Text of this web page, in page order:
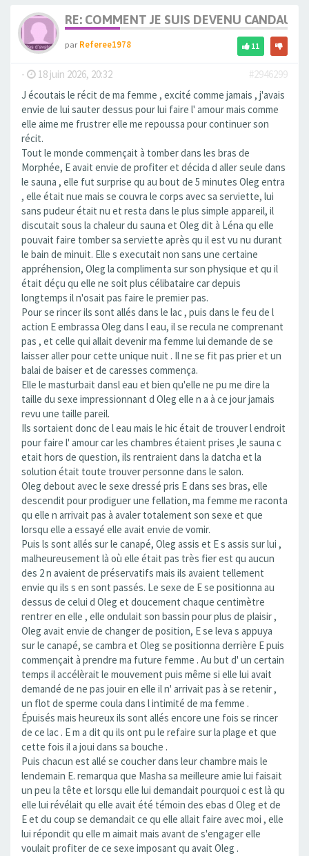
RE: COMMENT JE SUIS DEVENU
parReferee1978 11
- 18 juin 2026, 20:32
#2946299
J écoutais le récit de ma femme , excité comme jamais , j'avais
envie de lui sauter dessus pour lui faire l' amour mais comme
elle aime me frustrer elle me repoussa pour continuer son
récit.
Tout le monde commençait à tomber dans les bras de
Morphée, E avait envie de profiter et décida d aller seule dans
le sauna , elle fut surprise qu au bout de 5 minutes Oleg entra
, elle était nue mais se couvra le corps avec sa serviette, lui
sans pudeur était nu et resta dans le plus simple appareil, il
discutait sous la chaleur du sauna et Oleg dit à Léna qu elle
pouvait faire tomber sa serviette après qu il est vu nu durant
le bain de minuit. Elle s executait non sans une certaine
appréhension, Oleg la complimenta sur son physique et qu il
était déçu qu elle ne soit plus célibataire car depuis
longtemps il n'osait pas faire le premier pas.
Pour se rincer ils sont allés dans le lac , puis dans le feu de l
action E embrassa Oleg dans l eau, il se recula ne comprenant
pas , et celle qui allait devenir ma femme lui demande de se
laisser aller pour cette unique nuit . Il ne se fit pas prier et un
balai de baiser et de caresses commença.
Elle le masturbait dansl eau et bien qu'elle ne pu me dire la
taille du sexe impressionnant d Oleg elle n a à ce jour jamais
revu une taille pareil.
Ils sortaient donc de l eau mais le hic était de trouver l endroit
pour faire l' amour car les chambres étaient prises ,le sauna c
etait hors de question, ils rentraient dans la datcha et la
solution était toute trouver personne dans le salon.
Oleg debout avec le sexe dressé pris E dans ses bras, elle
descendit pour prodiguer une fellation, ma femme me raconta
qu elle n arrivait pas à avaler totalement son sexe et que
lorsqu elle a essayé elle avait envie de vomir.
Puis ls sont allés sur le canapé, Oleg assis et E s assis sur lui ,
malheureusement là où elle était pas très fier est qu aucun
des 2 n avaient de préservatifs mais ils avaient tellement
envie qu ils s en sont passés. Le sexe de E se positionna au
dessus de celui d Oleg et doucement chaque centimètre
rentrer en elle , elle ondulait son bassin pour plus de plaisir ,
Oleg avait envie de changer de position, E se leva s appuya
sur le canapé, se cambra et Oleg se positionna derrière E puis
commençait à prendre ma future femme . Au but d' un certain
temps il accélèrait le mouvement puis même si elle lui avait
demandé de ne pas jouir en elle il n' arrivait pas à se retenir ,
un flot de sperme coula dans l intimité de ma femme .
Épuisés mais heureux ils sont allés encore une fois se rincer
de ce lac . E m a dit qu ils ont pu le refaire sur la plage et que
cette fois il a joui dans sa bouche .
Puis chacun est allé se coucher dans leur chambre mais le
lendemain E. remarqua que Masha sa meilleure amie lui faisait
un peu la tête et lorsqu elle lui demandait pourquoi c est là qu
elle lui révélait qu elle avait été témoin des ebas d Oleg et de
E et du coup se demandait ce qu elle allait faire avec moi , elle
lui répondit qu elle m aimait mais avant de s'engager elle
voulait profiter de ce sexe imposant qu avait Oleg .